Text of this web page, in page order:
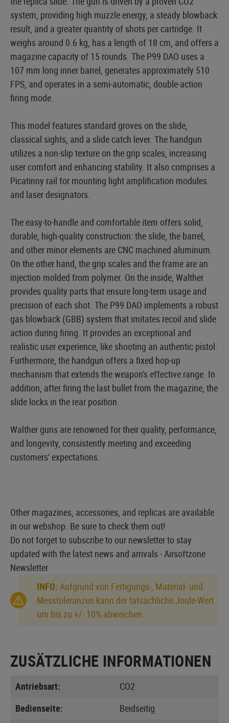
system, providing high muzzle energy, a steady blowback
result, and a greater quantity of shots per cartridge. It
weighs around 0.6 kg, has a length of 18 cm, and offers a
magazine capacity of 15 rounds. The P99 DAO uses a
107 mm long inner barrel, generates approximately 510
FPS, and operates in a semi-automatic, double-action
firing mode.
This model features standard groves on the slide,
classical sights, and a slide catch lever. The handgun
utilizes a non-slip texture on the grip scales, increasing
user comfort and enhancing stability. It also comprises a
Picatinny rail for mounting light amplification modules
and laser designators.
The easy-to-handle and comfortable item offers solid,
durable, high-quality construction: the slide, the barrel,
and other minor elements are CNC machined aluminum.
On the other hand, the grip scales and the frame are an
injection molded from polymer. On the inside, Walther
provides quality parts that ensure long-term usage and
precision of each shot. The P99 DAO implements a robust
gas blowback (GBB) system that imitates recoil and slide
action during firing. It provides an exceptional and
realistic user experience, like shooting an authentic pistol.
Furthermore, the handgun offers a fixed hop-up
mechanism that extends the weapon's effective range. In
addition, after firing the last bullet from the magazine, the
slide locks in the rear position.
Walther guns are renowned for their quality, performance,
and longevity, consistently meeting and exceeding
customers' expectations.
Other magazines, accessories, and replicas are available
in our webshop. Be sure to check them out!
Do not forget to subscribe to our newsletter to stay
updated with the latest news and arrivals - Airsoftzone
Newsletter
INFO: Aufgrund von Fertigungs-, Material- und
Messtoleranzen kann der tatsächliche Joule-Wert
um bis zu +/- 10% abweichen.
ZUSÄTZLICHE INFORMATIONEN
Antriebsart:
CO2
Bedienseite:
Beidseitig